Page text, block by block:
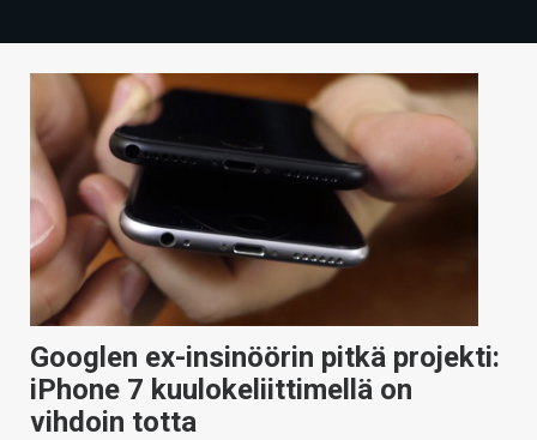
TECHBBS
HINTA.FI
KAUPPA
VAIHDA TEEMA
HAKU
Googlen ex-insinöörin pitkä projekti:
iPhone 7 kuulokeliittimellä on
vihdoin totta